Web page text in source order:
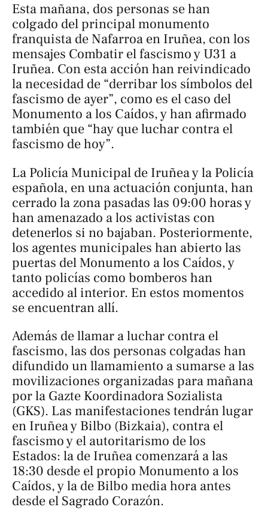
Esta mañana, dos personas se han
colgado del principal monumento
franquista de Nafarroa en Iruñea, con los
mensajes Combatir el fascismoy U31 a
Iruñea. Con esta acción han reivindicado
la necesidad de “derribar los símbolos del
fascismo de ayer”, como es el caso del
Monumento a los Caídos, y han afirmado
también que “hay que luchar contra el
fascismo de hoy”.
La Policía Municipal de Iruñea y la Policía
española, en una actuación conjunta, han
cerrado la zona pasadas las 09:00 horas y
han amenazado a los activistas con
detenerlos si no bajaban. Posteriormente,
los agentes municipales han abierto las
puertas del Monumento a los Caídos, y
tanto policías como bomberos han
accedido al interior. En estos momentos
se encuentran allí.
Además de llamar a luchar contra el
fascismo, las dos personas colgadas han
difundido un llamamiento a sumarse a las
movilizaciones organizadas para mañana
por la Gazte Koordinadora Sozialista
(GKS). Las manifestaciones tendrán lugar
en Iruñea y Bilbo (Bizkaia), contra el
fascismo y el autoritarismo de los
Estados: la de Iruñea comenzará a las
18:30 desde el propio Monumento a los
Caídos, y la de Bilbo media hora antes
desde el Sagrado Corazón.